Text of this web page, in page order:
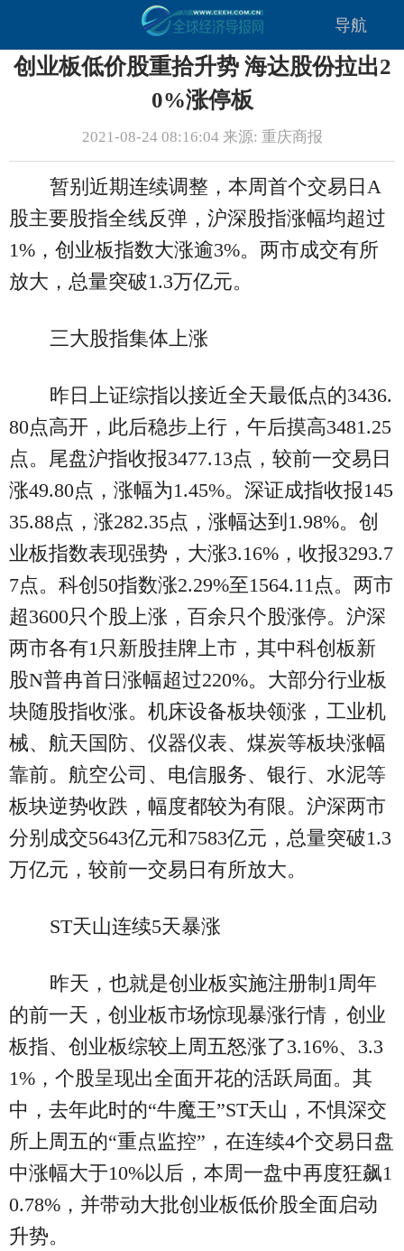
导航
创业板低价股重拾升势 海达股份拉出2
0%涨停板
2021-08-24 08:16:04 来源: 重庆商报
暂别近期连续调整，本周首个交易日A
股主要股指全线反弹，沪深股指涨幅均超过
1%，创业板指数大涨逾3%。两市成交有所
放大，总量突破1.3万亿元。
三大股指集体上涨
昨日上证综指以接近全天最低点的3436.
80点高开，此后稳步上行，午后摸高3481.25
点。尾盘沪指收报3477.13点，较前一交易日
涨49.80点，涨幅为1.45%。深证成指收报145
35.88点，涨282.35点，涨幅达到1.98%。创
业板指数表现强势，大涨3.16%，收报3293.7
7点。科创50指数涨2.29%至1564.11点。两市
超3600只个股上涨，百余只个股涨停。沪深
两市各有1只新股挂牌上市，其中科创板新
股N普冉首日涨幅超过220%。大部分行业板
块随股指收涨。机床设备板块领涨，工业机
械、航天国防、仪器仪表、煤炭等板块涨幅
靠前。航空公司、电信服务、银行、水泥等
板块逆势收跌，幅度都较为有限。沪深两市
分别成交5643亿元和7583亿元，总量突破1.3
万亿元，较前一交易日有所放大。
ST天山连续5天暴涨
昨天，也就是创业板实施注册制1周年
的前一天，创业板市场惊现暴涨行情，创业
板指、创业板综较上周五怒涨了3.16%、3.3
1%，个股呈现出全面开花的活跃局面。其
中，去年此时的“牛魔王”ST天山，不惧深交
所上周五的“重点监控”，在连续4个交易日盘
中涨幅大于10%以后，本周一盘中再度狂飙1
0.78%，并带动大批创业板低价股全面启动
升势。